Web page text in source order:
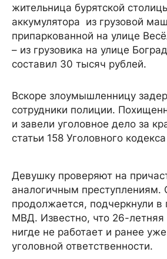
жительница бурятской
аккумулятора из грузовой
припаркованной на улице
– из грузовика на улице
составил 30 тысяч рублей.
Вскоре злоумышленницу
сотрудники полиции.
и завели уголовное дело за
статьи 158 Уголовного
Девушку проверяют на
аналогичным преступлениям.
продолжается, подчеркнули в
МВД. Известно, что 26-летняя
нигде не работает и ранее
уголовной ответственности.